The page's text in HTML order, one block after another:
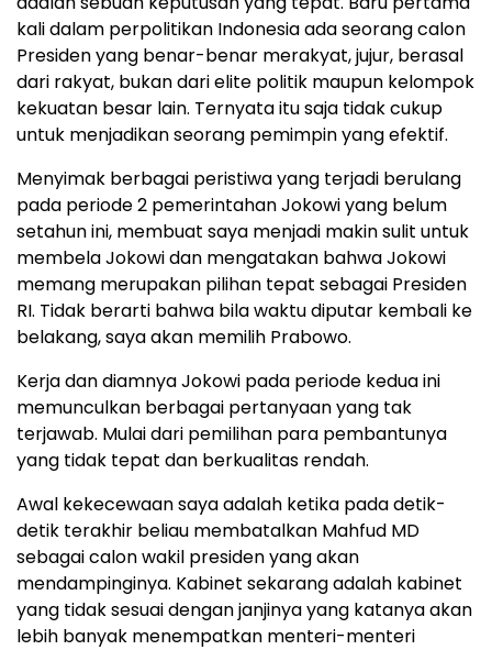
kali dalam perpolitikan Indonesia ada seorang calon
Presiden yang benar-benar merakyat, jujur, berasal
dari rakyat, bukan dari elite politik maupun kelompok
kekuatan besar lain. Ternyata itu saja tidak cukup
untuk menjadikan seorang pemimpin yang efektif.
Menyimak berbagai peristiwa yang terjadi berulang
pada periode 2 pemerintahan Jokowi yang belum
setahun ini, membuat saya menjadi makin sulit untuk
membela Jokowi dan mengatakan bahwa Jokowi
memang merupakan pilihan tepat sebagai Presiden
RI. Tidak berarti bahwa bila waktu diputar kembali ke
belakang, saya akan memilih Prabowo.
Kerja dan diamnya Jokowi pada periode kedua ini
memunculkan berbagai pertanyaan yang tak
terjawab. Mulai dari pemilihan para pembantunya
yang tidak tepat dan berkualitas rendah.
Awal kekecewaan saya adalah ketika pada detik-
detik terakhir beliau membatalkan Mahfud MD
sebagai calon wakil presiden yang akan
mendampinginya. Kabinet sekarang adalah kabinet
yang tidak sesuai dengan janjinya yang katanya akan
lebih banyak menempatkan menteri-menteri